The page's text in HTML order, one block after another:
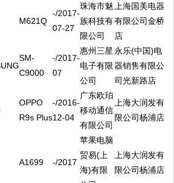
M621Q
-/2017-
07-27
珠海市魅
族科技有
限公司
上海国美电器
有限公司金桥
店
SM-
C9000
-/2017-
07
惠州三星
电子有限
公司
永乐(中国)电
器销售有限公
司光新路店
OPPO
R9s Plus
-/2016-
12-04
广东欧珀
移动通信
有限公司
上海大润发有
限公司杨浦店
A1699 -/2017
苹果电脑
贸易(上
海)有限
上海大润发有
限公司杨浦店